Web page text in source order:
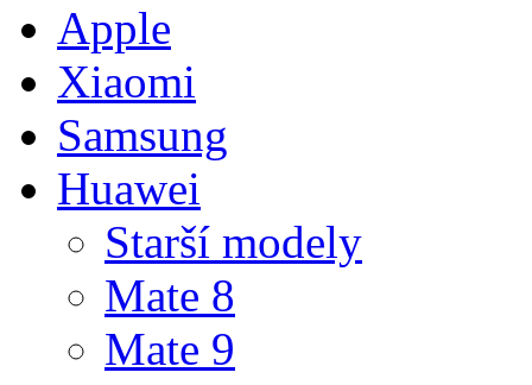
Apple
Xiaomi
Samsung
Huawei
Starší modely
Mate 8
Mate 9